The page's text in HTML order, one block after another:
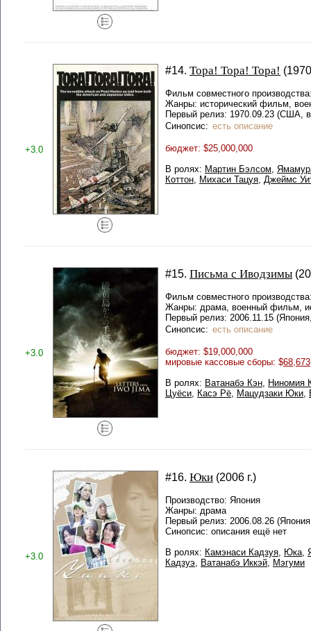
+3.0
#14. Тора! Тора! Тора!
Фильм совместного
Жанры: исторический фильм,
Первый релиз: 1970.09.23 (США,
Синопсис: есть описание
бюджет: $25,000,000
В ролях: Мартин Бэлсом,
Коттон, Михаси Тацуя, Джеймс
+3.0
#15. Письма с Иводзимы
Фильм совместного
Жанры: драма, военный фильм,
Первый релиз: 2006.11.15
Синопсис: есть описание
бюджет: $19,000,000
мировые кассовые сборы: $
В ролях: Ватанабэ Кэн, Ниномия
Цуёси, Касэ Рё, Мацудзаки Юки,
+3.0
#16. Юки (2006 г.)
Производство: Япония
Жанры: драма
Первый релиз: 2006.08.26
Синопсис: описания ещё нет
В ролях: Камэнаси Кадзуя, Юка,
Кадзуэ, Ватанабэ Иккэй, Мэгуми